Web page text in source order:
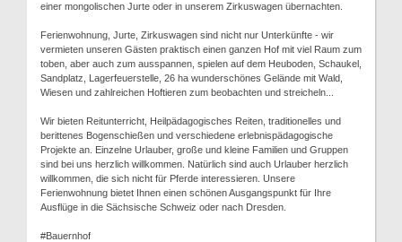
einer mongolischen Jurte oder in unserem Zirkuswagen übernachten.
Ferienwohnung, Jurte, Zirkuswagen sind nicht nur Unterkünfte - wir
vermieten unseren Gästen praktisch einen ganzen Hof mit viel Raum zum
toben, aber auch zum ausspannen, spielen auf dem Heuboden, Schaukel,
Sandplatz, Lagerfeuerstelle, 26 ha wunderschönes Gelände mit Wald,
Wiesen und zahlreichen Hoftieren zum beobachten und streicheln...
Wir bieten Reitunterricht, Heilpädagogisches Reiten, traditionelles und
berittenes Bogenschießen und verschiedene erlebnispädagogische
Projekte an. Einzelne Urlauber, große und kleine Familien und Gruppen
sind bei uns herzlich willkommen. Natürlich sind auch Urlauber herzlich
willkommen, die sich nicht für Pferde interessieren. Unsere
Ferienwohnung bietet Ihnen einen schönen Ausgangspunkt für Ihre
Ausflüge in die Sächsische Schweiz oder nach Dresden.
#Bauernhof